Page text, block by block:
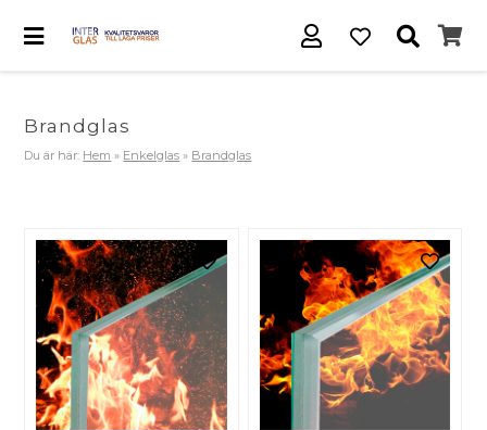
Brandglas
Du är här: Hem » Enkelglas » Brandglas